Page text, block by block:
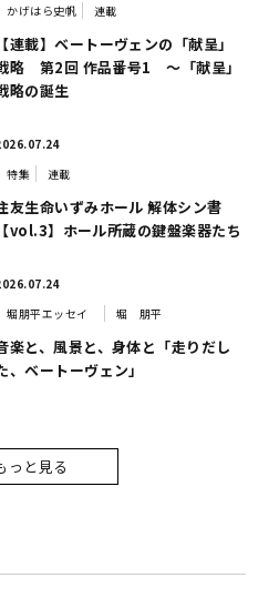
かげはら史帆
連載
【連載】ベートーヴェンの「献呈」
略 第2回 作品番号1 ～「献呈」
略の誕生
特集
連載
友生命いずみホール 解体シン書
【vol.3】ホール所蔵の鍵盤楽器たち
堀朋平エッセイ
堀 朋平
楽と、風景と、身体と「走りだし
、ベートーヴェン」
っと見る